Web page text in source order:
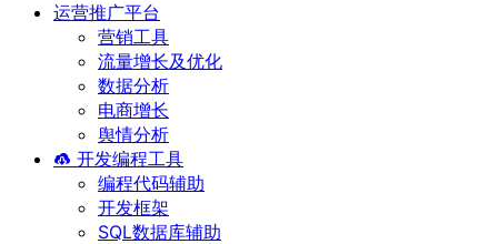
运营推广平台
营销工具
流量增长及优化
数据分析
电商增长
舆情分析
开发编程工具
编程代码辅助
开发框架
SQL数据库辅助